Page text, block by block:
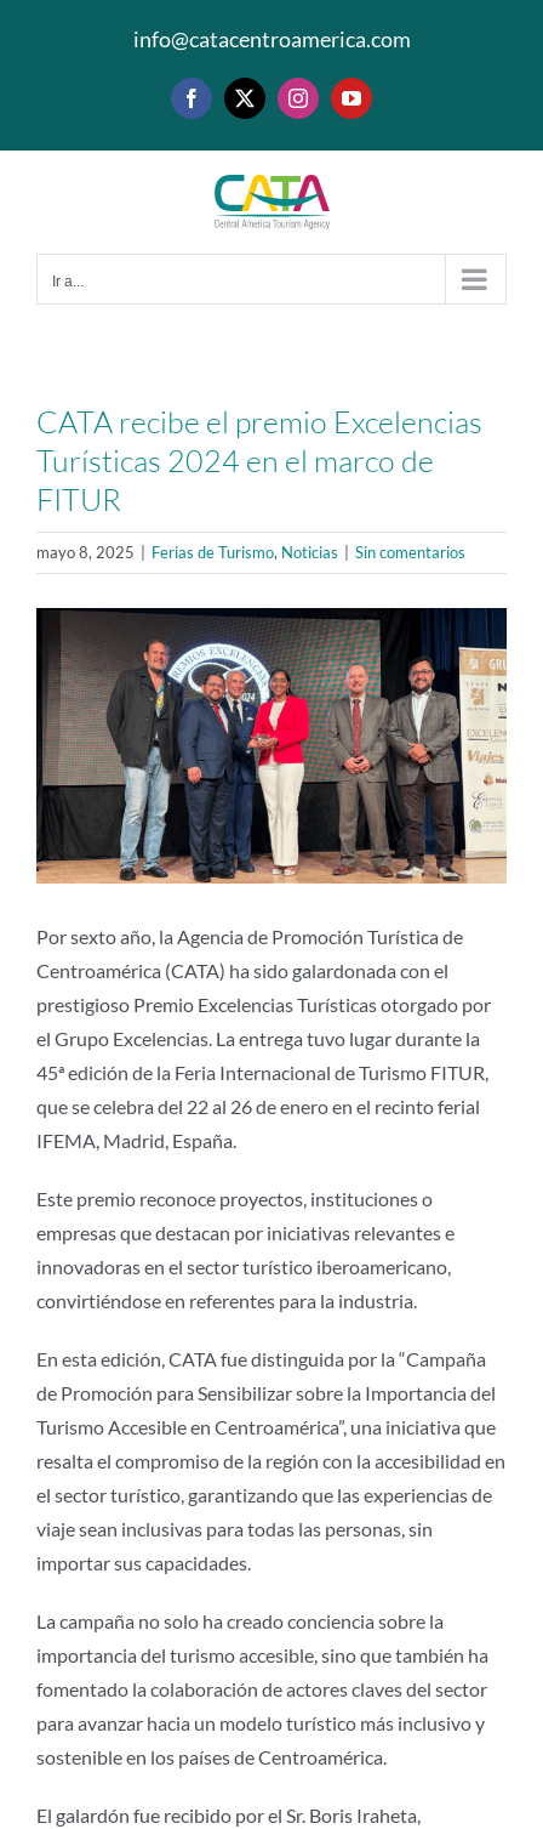
info@catacentroamerica.com
Facebook
X InstagramYouTube
Ir a...
CATA recibe el premio Excelencias
Turísticas 2024 en el marco de
FITUR
mayo 8, 2025 | Ferias de Turismo, Noticias | Sin comentarios
imagen
más
grande
Por sexto año, la Agencia de Promoción Turística de
Centroamérica (CATA) ha sido galardonada con el
prestigioso Premio Excelencias Turísticas otorgado por
el Grupo Excelencias. La entrega tuvo lugar durante la
45ª edición de la Feria Internacional de Turismo FITUR,
que se celebra del 22 al 26 de enero en el recinto ferial
IFEMA, Madrid, España.
Este premio reconoce proyectos, instituciones o
empresas que destacan por iniciativas relevantes e
innovadoras en el sector turístico iberoamericano,
convirtiéndose en referentes para la industria.
En esta edición, CATA fue distinguida por la “Campaña
de Promoción para Sensibilizar sobre la Importancia del
Turismo Accesible en Centroamérica”, una iniciativa que
resalta el compromiso de la región con la accesibilidad en
el sector turístico, garantizando que las experiencias de
viaje sean inclusivas para todas las personas, sin
importar sus capacidades.
La campaña no solo ha creado conciencia sobre la
importancia del turismo accesible, sino que también ha
fomentado la colaboración de actores claves del sector
para avanzar hacia un modelo turístico más inclusivo y
sostenible en los países de Centroamérica.
El galardón fue recibido por el Sr. Boris Iraheta,